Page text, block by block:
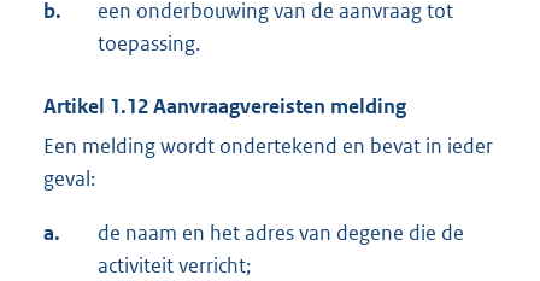
b.
een onderbouwing van de aanvraag tot
toepassing.
Artikel 1.12Aanvraagvereisten melding
Een melding wordt ondertekend en bevat in ieder
geval:
a.
de naam en het adres van degene die de
activiteit verricht;